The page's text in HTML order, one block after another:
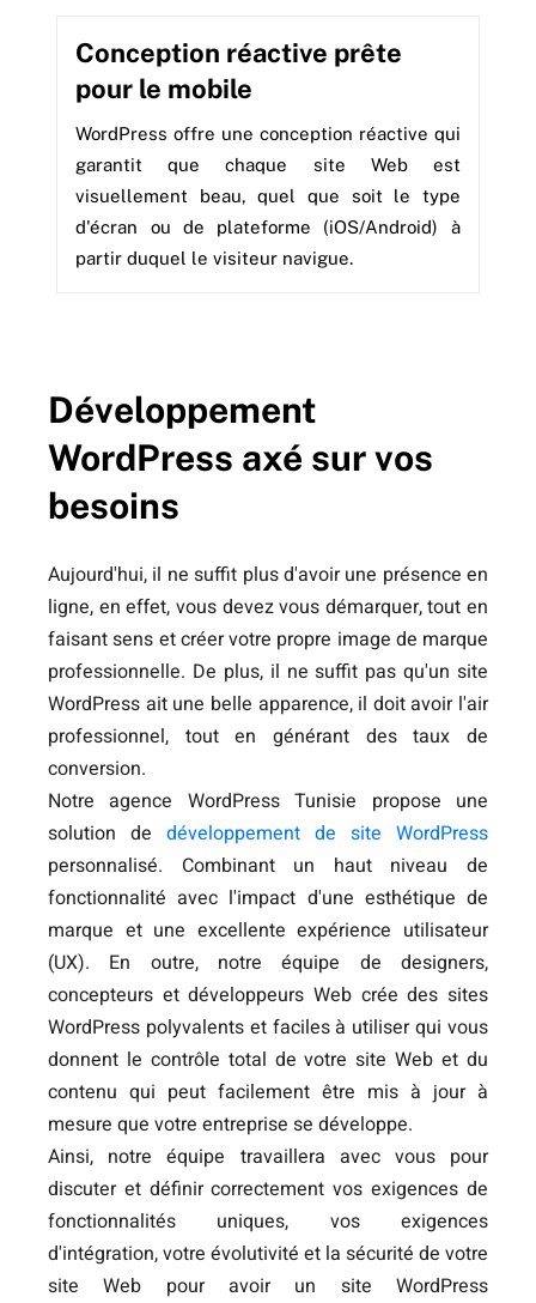
Conception réactive prête
pour le mobile
WordPress offre une conception réactive qui
garantit que chaque site Web est
visuellement beau, quel que soit le type
d'écran ou de plateforme (iOS/Android) à
partir duquel le visiteur navigue.
Développement
WordPress axé sur vos
besoins
Aujourd'hui, il ne suffit plus d'avoir une présence en
ligne, en effet, vous devez vous démarquer, tout en
faisant sens et créer votre propre image de marque
professionnelle. De plus, il ne suffit pas qu'un site
WordPress ait une belle apparence, il doit avoir l'air
professionnel, tout en générant des taux de
conversion.
Notre agence WordPress Tunisie propose une
solution de développement de site WordPress
personnalisé. Combinant un haut niveau de
fonctionnalité avec l'impact d'une esthétique de
marque et une excellente expérience utilisateur
(UX). En outre, notre équipe de designers,
concepteurs et développeurs Web crée des sites
WordPress polyvalents et faciles à utiliser qui vous
donnent le contrôle total de votre site Web et du
contenu qui peut facilement être mis à jour à
mesure que votre entreprise se développe.
Ainsi, notre équipe travaillera avec vous pour
discuter et définir correctement vos exigences de
fonctionnalités uniques, vos exigences
d'intégration, votre évolutivité et la sécurité de votre
site Web pour avoir un site WordPress